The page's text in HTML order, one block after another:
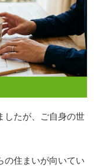
したが、ご自身の世
の住まいが向いてい